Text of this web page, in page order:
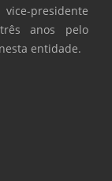
presidente
anos pelo
entidade.